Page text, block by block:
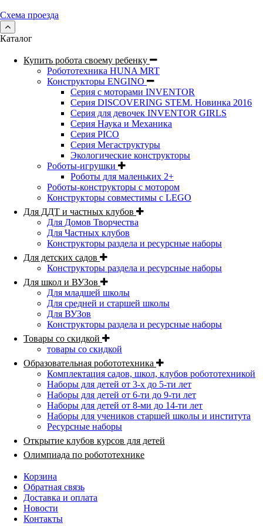
Схема проезда
Каталог
Купить робота своему ребенку
Робототехника HUNA MRT
Конструкторы ENGINO
Серия с моторами INVENTOR
Серия DISCOVERING STEM. Новинка 2016
Серия для девочек INVENTOR GIRLS
Серия Наука и Механика
Серия PICO
Серия Мегаструктуры
Экологические конструкторы
Роботы-игрушки
Роботы для маленьких 2+
Роботы-конструкторы с мотором
Конструкторы совместимы с LEGO
Для ДДТ и частных клубов
Для Домов Творчества
Для Частных клубов
Конструкторы раздела и ресурсные наборы
Для детских садов
Конструкторы раздела и ресурсные наборы
Для школ и ВУЗов
Для младшей школы
Для средней и старшей школы
Для ВУЗов
Конструкторы раздела и ресурсные наборы
Товары со скидкой
товары со скидкой
Образовательная робототехника
Комплектация садов, школ, клубов робототехникой
Наборы для детей от 3-х до 5-ти лет
Наборы для детей от 6-ти до 9-ти лет
Наборы для детей от 8-ми до 14-ти лет
Наборы для учеников старшей школы и института
Ресурсные наборы
Открытие клубов курсов для детей
Олимпиада по робототехнике
Корзина
Обратная связь
Доставка и оплата
Новости
Контакты